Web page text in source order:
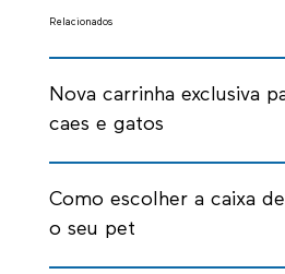
Relacionados
Nova carrinha exclusiva
caes e gatos
Como escolher a caixa
o seu pet